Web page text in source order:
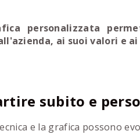
personalizzata
ai suoi valori e
subito e
e la grafica possono